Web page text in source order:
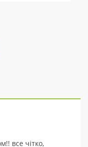
все чітко,